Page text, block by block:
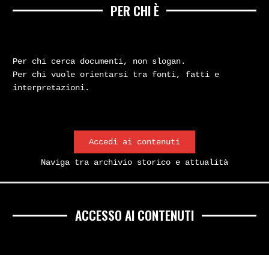
PER CHI È
Per chi cerca documenti, non slogan.
Per chi vuole orientarsi tra fonti, fatti e
interpretazioni.
Accedi ai contenuti
Naviga tra archivio storico e attualità
ACCESSO AI CONTENUTI